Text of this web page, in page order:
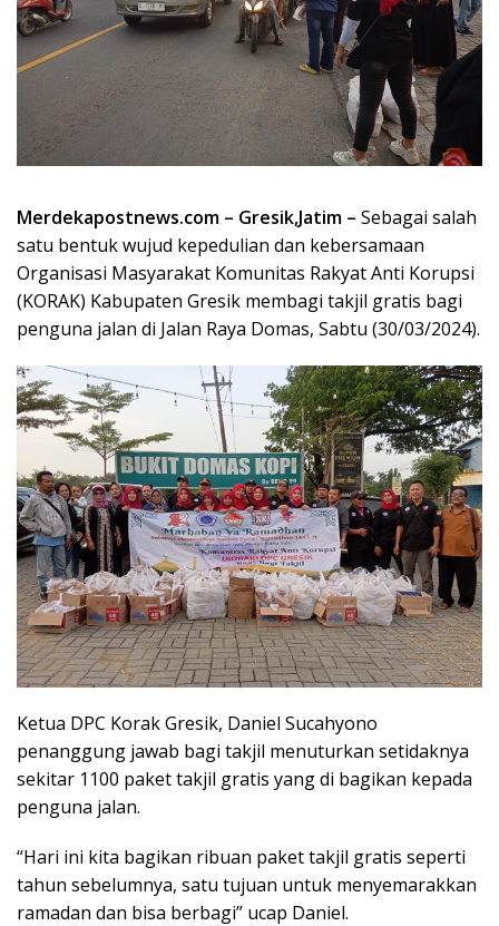
Merdekapostnews.com – Gresik,Jatim – Sebagai salah
satu bentuk wujud kepedulian dan kebersamaan
Organisasi Masyarakat Komunitas Rakyat Anti Korupsi
(KORAK) Kabupaten Gresik membagi takjil gratis bagi
penguna jalan di Jalan Raya Domas, Sabtu (30/03/2024).
Ketua DPC Korak Gresik, Daniel Sucahyono
penanggung jawab bagi takjil menuturkan setidaknya
sekitar 1100 paket takjil gratis yang di bagikan kepada
penguna jalan.
“Hari ini kita bagikan ribuan paket takjil gratis seperti
tahun sebelumnya, satu tujuan untuk menyemarakkan
ramadan dan bisa berbagi” ucap Daniel.